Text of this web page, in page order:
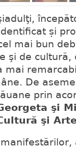
și
mai bun
şi de
mai
De
prin
şi
şi Arte